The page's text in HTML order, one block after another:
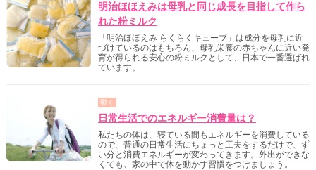
明治ほほえみは母乳と同じ成長を目指して作ら
れた粉ミルク
「明治ほほえみ らくらくキューブ」は成分を母乳に近
づけているのはもちろん、母乳栄養の赤ちゃんに近い発
育が得られる安心の粉ミルクとして、日本で一番選ばれ
ています。
動く
日常生活でのエネルギー消費量は？
私たちの体は、寝ている間もエネルギーを消費している
ので、普通の日常生活にちょっと工夫をするだけで、ず
い分と消費エネルギーが変わってきます。外出ができな
くても、家の中で体を動かす習慣をつけましょう。